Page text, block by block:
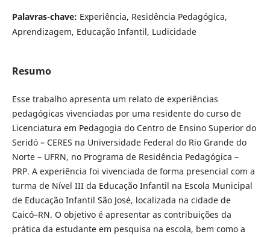
Palavras-chave: Experiência, Residência Pedagógica,
Aprendizagem, Educação Infantil, Ludicidade
Resumo
Esse trabalho apresenta um relato de experiências
pedagógicas vivenciadas por uma residente do curso de
Licenciatura em Pedagogia do Centro de Ensino Superior do
Seridó – CERES na Universidade Federal do Rio Grande do
Norte – UFRN, no Programa de Residência Pedagógica –
PRP. A experiência foi vivenciada de forma presencial com a
turma de Nível III da Educação Infantil na Escola Municipal
de Educação Infantil São José, localizada na cidade de
Caicó–RN. O objetivo é apresentar as contribuições da
prática da estudante em pesquisa na escola, bem como a